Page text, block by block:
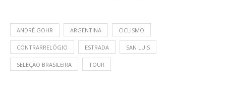
ANDRÉ GOHR ARGENTINA CICLISMO
CONTRARRELÓGIO ESTRADA SAN LUIS
SELEÇÃO BRASILEIRA TOUR